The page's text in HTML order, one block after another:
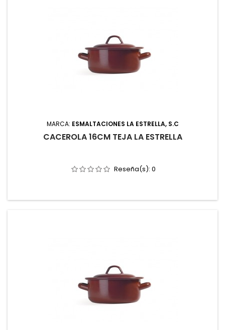
MARCA: ESMALTACIONES LA ESTRELLA, S.C
CACEROLA 16CM TEJA LA ESTRELLA
Reseña(s): 0